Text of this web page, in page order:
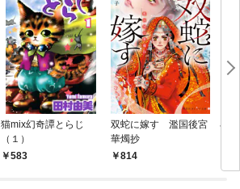
猫mix幻奇譚とらじ
（１）
583
双蛇に嫁す 濫国後宮
華燭抄
814
小